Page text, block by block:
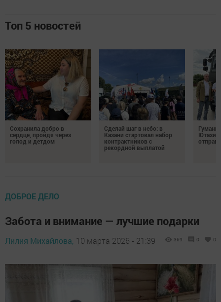
Топ 5 новостей
Сохранила добро в
сердце, пройдя через
голод и детдом
Сделай шаг в небо: в
Казани стартовал набор
контрактников с
рекордной выплатой
ДОБРОЕ ДЕЛО
Забота и внимание — лучшие подарки
Лилия Михайлова, 10 марта 2026 - 21:39 369 0 0